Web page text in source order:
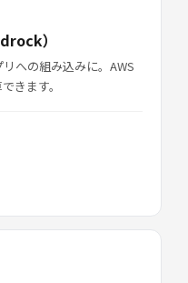
）
への組み込みに。AWS
きます。